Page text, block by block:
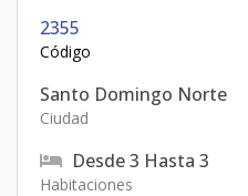
2355
Código
Santo Domingo Norte
Ciudad
Desde3 Hasta 3
Habitaciones